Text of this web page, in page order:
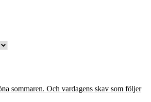
sommaren. Och vardagens skav som följer